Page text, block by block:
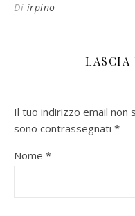
Di irpino
LASCIA
Il tuo indirizzo email non
sono contrassegnati *
Nome *